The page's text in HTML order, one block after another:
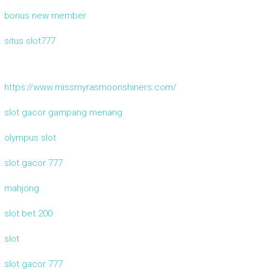
bonus new member
situs slot777
https://www.missmyrasmoonshiners.com/
slot gacor gampang menang
olympus slot
slot gacor 777
mahjong
slot bet 200
slot
slot gacor 777